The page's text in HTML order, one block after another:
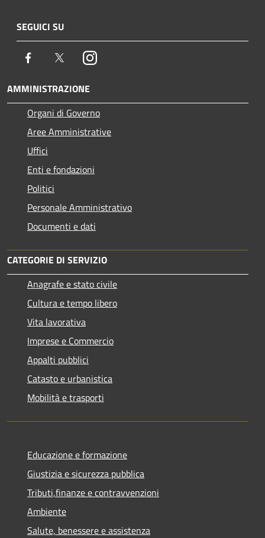
SEGUICI SU
Facebook TwitterInstagram
AMMINISTRAZIONE
Organi di Governo
Aree Amministrative
Uffici
Enti e fondazioni
Politici
Personale Amministrativo
Documenti e dati
CATEGORIE DI SERVIZIO
Anagrafe e stato civile
Cultura e tempo libero
Vita lavorativa
Imprese e Commercio
Appalti pubblici
Catasto e urbanistica
Mobilità e trasporti
Educazione e formazione
Giustizia e sicurezza pubblica
Tributi,finanze e contravvenzioni
Ambiente
Salute, benessere e assistenza